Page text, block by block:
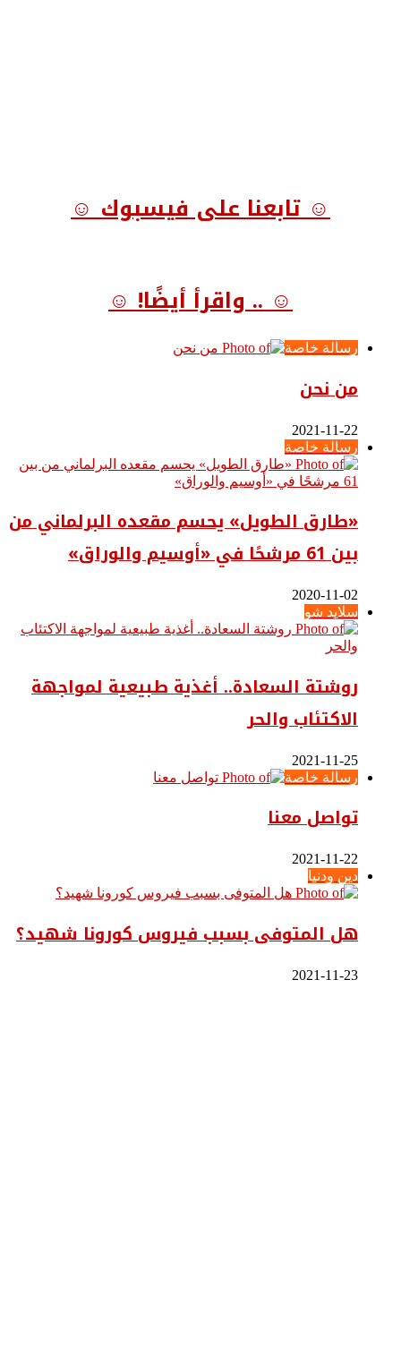
☺ تابعنا على فيسبوك ☺
☺ .. واقرأ أيضًا! ☺
رسالة خاصة
من نحن
2021-11-22
رسالة خاصة
«طارق الطويل» يحسم مقعده البرلماني من
بين 61 مرشحًا في «أوسيم والوراق»
2020-11-02
سلايد شو
روشتة السعادة.. أغذية طبيعية لمواجهة
الاكتئاب والحر
2021-11-25
رسالة خاصة
تواصل معنا
2021-11-22
دين ودنيا
هل المتوفى بسبب فيروس كورونا شهيد؟
2021-11-23